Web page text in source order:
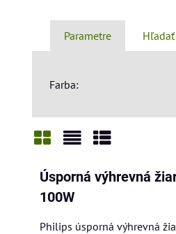
Parametre
Farba:
Mriežka
Úsporná výhrevná
100W
Philips úsporná výhrevná